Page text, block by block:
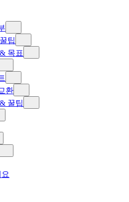
팁
목표
환
꿀팁